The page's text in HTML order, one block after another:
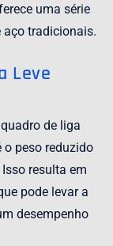
uma série
aço tradicionais.
Leve
de liga
o peso reduzido
resulta em
pode levar a
desempenho